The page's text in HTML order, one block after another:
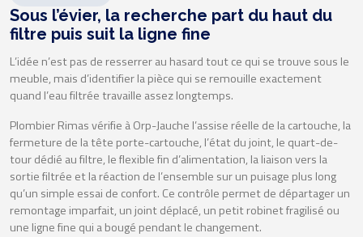
Sous l’évier, la recherche part du haut du
filtre puis suit la ligne fine
L’idée n’est pas de resserrer au hasard tout ce qui se trouve sous le
meuble, mais d’identifier la pièce qui se remouille exactement
quand l’eau filtrée travaille assez longtemps.
Plombier Rimas vérifie à Orp-Jauche l’assise réelle de la cartouche, la
fermeture de la tête porte-cartouche, l’état du joint, le quart-de-
tour dédié au filtre, le flexible fin d’alimentation, la liaison vers la
sortie filtrée et la réaction de l’ensemble sur un puisage plus long
qu’un simple essai de confort. Ce contrôle permet de départager un
remontage imparfait, un joint déplacé, un petit robinet fragilisé ou
une ligne fine qui a bougé pendant le changement.